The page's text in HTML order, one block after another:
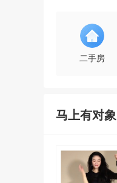
二手房
马上有对象